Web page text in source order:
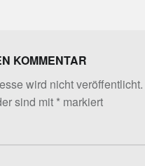
KOMMENTAR
wird nicht veröffentlicht.
sind mit *markiert